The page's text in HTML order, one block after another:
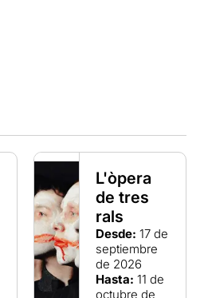
L'òpera
de tres
rals
Desde: 17 de
septiembre
de 2026
Hasta: 11 de
octubre de